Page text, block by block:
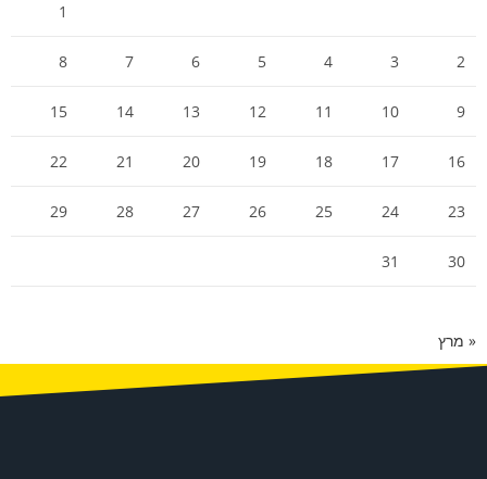
1
2
3
4
5
6
7
8
9
10
11
12
13
14
15
16
17
18
19
20
21
22
23
24
25
26
27
28
29
30
31
« מרץ